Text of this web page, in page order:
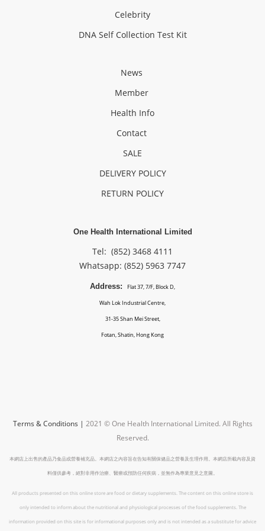
Celebrity
DNA Self Collection Test Kit
News
Member
Health Info
Contact
SALE
DELIVERY POLICY
RETURN POLICY
One Health International Limited
Tel: (852) 3468 4111
Whatsapp: (852) 5963 7747
Address: Flat 37, 7/F, Block D,
Wah Lok Industrial Centre,
31-35 Shan Mei Street,
Fotan, Shatin, Hong Kong
Terms & Conditions | 2021 © One Health International Limited. All Rights
Reserved.
本網店上出售的產品乃食品或營養補充品。本網店之內容旨在告知有關保健品之營養及生理作用。本網店所載內容及資
料僅供參考，絕對非用作治療、醫療或預防任何疾病，並無作為專業意見之意圖。
All products presented on this online store are food or dietary supplements. The content on this online store is
only intended to inform about the nutritional and physiological processes of the food supplements. The
information provided on this site is for informational purposes only and is not intended as a substitute for advice